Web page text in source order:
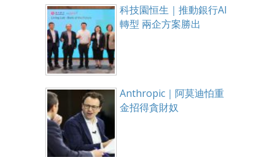
科技園恒生｜推動銀行AI
轉型 兩企方案勝出
Anthropic｜阿莫迪怕重
金招得貪財奴